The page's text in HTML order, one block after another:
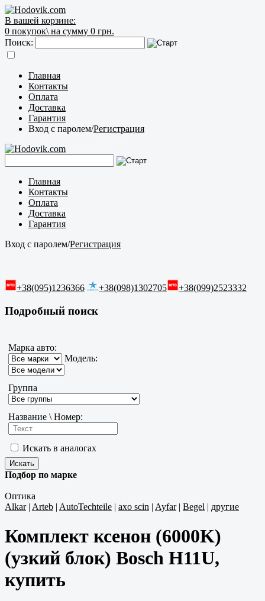
В вашей корзине:
0 покупок\ на сумму 0 грн.
Поиск:
Главная
Контакты
Оплата
Доставка
Гарантия
Вход с паролем/Регистрация
Главная
Контакты
Оплата
Доставка
Гарантия
Вход с паролем/Регистрация
+38(095)1236366 +38(098)1302705 +38(099)2523332
Подробный поиск
Марка авто:
Модель:
Группа
Название \ Номер:
Искать в аналогах
Подбор по марке
Оптика
Alkar| Arteb | AutoTechteile | axo scin | Ayfar| Begel | другие
Комплект ксенон (6000K)
(узкий блок) Bosch H11U,
купить